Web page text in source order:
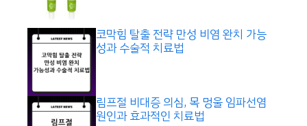
코막힘 탈출 전략 만성 비염 완치 가능
성과 수술적 치료법
림프절 비대증 의심, 목 멍울 임파선염
원인과 효과적인 치료법